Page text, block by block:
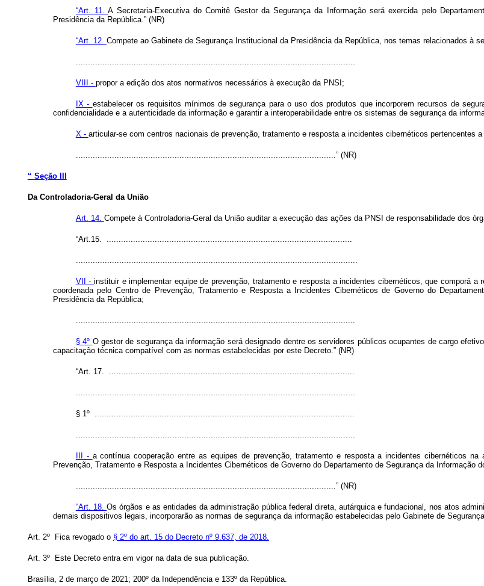
“Art. 11.A Secretaria-Executiva do Comitê Gestor da Segurança da Informação será exercida pelo
Presidência da República.” (NR)
“Art. 12. Compete ao Gabinete de Segurança Institucional da Presidência da República, nos temas relacionados à
....................................................................................................................
VIII - propor a edição dos atos normativos necessários à execução da PNSI;
IX - estabelecer os requisitos mínimos de segurança para o uso dos produtos que incorporem recursos de
confidencialidade e a autenticidade da informação e garantir a interoperabilidade entre os sistemas de segurança da
X - articular-se com centros nacionais de prevenção, tratamento e resposta a incidentes cibernéticos pertencentes
............................................................................................................” (NR)
“ Seção III
Da Controladoria-Geral da União
Art. 14. Compete à Controladoria-Geral da União auditar a execução das ações da PNSI de responsabilidade dos
“Art.15. ......................................................................................................
.....................................................................................................................
VII -instituir e implementar equipe de prevenção, tratamento e resposta a incidentes cibernéticos, que comporá
coordenada pelo Centro de Prevenção, Tratamento e Resposta a Incidentes Cibernéticos de Governo do
Presidência da República;
....................................................................................................................
§ 4º O gestor de segurança da informação será designado dentre os servidores públicos ocupantes de cargo
capacitação técnica compatível com as normas estabelecidas por este Decreto.” (NR)
“Art. 17. ......................................................................................................
....................................................................................................................
§ 1º ............................................................................................................
....................................................................................................................
III - a contínua cooperação entre as equipes de prevenção, tratamento e resposta a incidentes cibernéticos
Prevenção, Tratamento e Resposta a Incidentes Cibernéticos de Governo do Departamento de Segurança da Informação
............................................................................................................” (NR)
“Art. 18.Os órgãos e as entidades da administração pública federal direta, autárquica e fundacional, nos atos
demais dispositivos legais, incorporarão as normas de segurança da informação estabelecidas pelo Gabinete de
Art. 2º Fica revogado o § 2º do art. 15 do Decreto nº 9.637, de 2018.
Art. 3º Este Decreto entra em vigor na data de sua publicação.
Brasília, 2 de março de 2021; 200º da Independência e 133º da República.